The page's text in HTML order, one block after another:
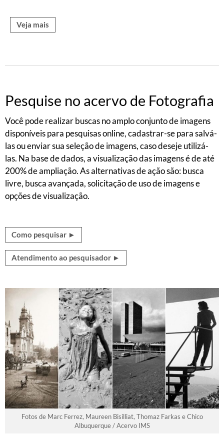
Veja mais
Pesquise no acervo de Fotografia
Você pode realizar buscas no amplo conjunto de imagens
disponíveis para pesquisas online, cadastrar-se para salvá-
las ou enviar sua seleção de imagens, caso deseje utilizá-
las. Na base de dados, a visualização das imagens é de até
200% de ampliação. As alternativas de ação são: busca
livre, busca avançada, solicitação de uso de imagens e
opções de visualização.
Como pesquisar ►
Atendimento ao pesquisador ►
Fotos de Marc Ferrez, Maureen Bisilliat, Thomaz Farkas e Chico
Albuquerque / Acervo IMS